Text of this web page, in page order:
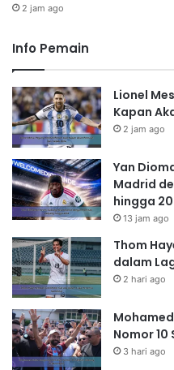
2 jam ago
Info Pemain
Lionel
Kapan
2 jam ago
Yan
Madrid
hingga
13 jam ago
Thom
dalam
2 hari ago
Nomor
3 hari ago